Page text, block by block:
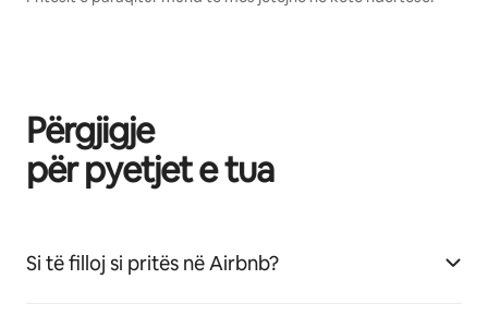
Përgjigje
për pyetjet e tua
Si të filloj si pritës në Airbnb?